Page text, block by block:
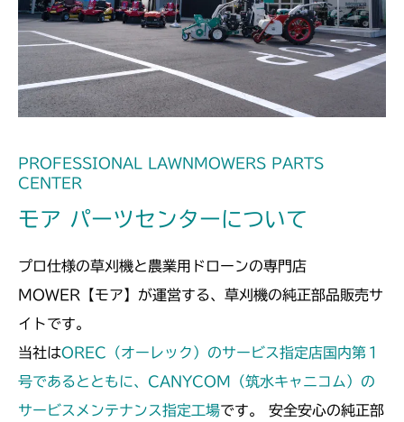
PROFESSIONAL LAWNMOWERS PARTS
CENTER
モア パーツセンターについて
プロ仕様の草刈機と農業用ドローンの専門店
MOWER【モア】が運営する、草刈機の純正部品販売サ
イトです。
当社はOREC（オーレック）のサービス指定店国内第１
号であるとともに、CANYCOM（筑水キャニコム）の
サービスメンテナンス指定工場です。 安全安心の純正部